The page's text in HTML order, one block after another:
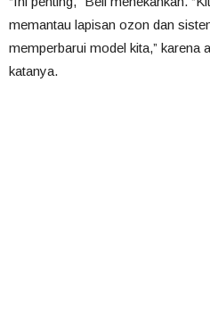
memantau lapisan ozon dan
memperbarui model kita,” karena
katanya.